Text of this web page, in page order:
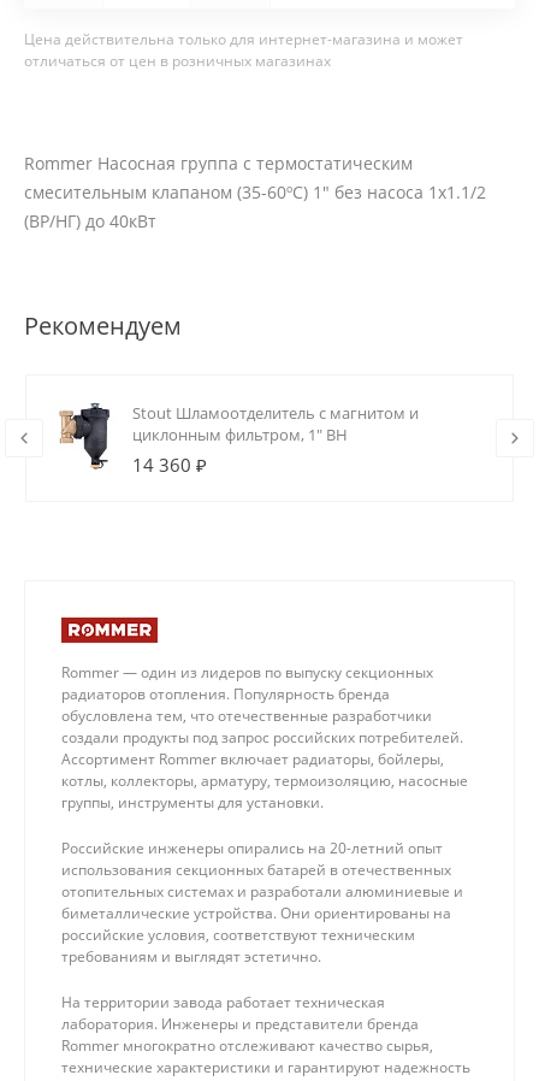
Цена действительна только для интернет-магазина и может
отличаться от цен в розничных магазинах
Rommer Насосная группа с термостатическим
смесительным клапаном (35-60ºС) 1" без насоса 1х1.1/2
(ВР/НГ) до 40кВт
Рекомендуем
Stout Шламоотделитель с магнитом и
циклонным фильтром, 1" ВН
14 360 ₽
Rommer — один из лидеров по выпуску секционных
радиаторов отопления. Популярность бренда
обусловлена тем, что отечественные разработчики
создали продукты под запрос российских потребителей.
Ассортимент Rommer включает радиаторы, бойлеры,
котлы, коллекторы, арматуру, термоизоляцию, насосные
группы, инструменты для установки.
Российские инженеры опирались на 20-летний опыт
использования секционных батарей в отечественных
отопительных системах и разработали алюминиевые и
биметаллические устройства. Они ориентированы на
российские условия, соответствуют техническим
требованиям и выглядят эстетично.
На территории завода работает техническая
лаборатория. Инженеры и представители бренда
Rommer многократно отслеживают качество сырья,
технические характеристики и гарантируют надежность